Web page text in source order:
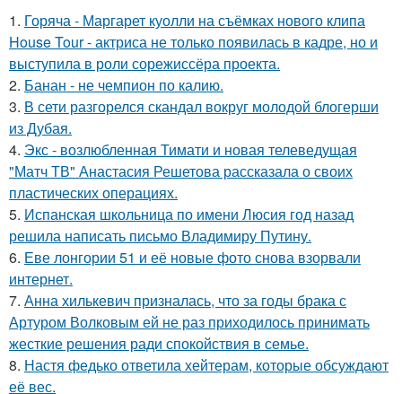
1. Горяча - Маргарет куолли на съёмках нового клипа
House Tour - актриса не только появилась в кадре, но и
выступила в роли сорежиссёра проекта.
2. Банан - не чемпион по калию.
3. В сети разгорелся скандал вокруг молодой блогерши
из Дубая.
4. Экс - возлюбленная Тимати и новая телеведущая
"Матч ТВ" Анастасия Решетова рассказала о своих
пластических операциях.
5. Испанская школьница по имени Люсия год назад
решила написать письмо Владимиру Путину.
6. Еве лонгории 51 и её новые фото снова взорвали
интернет.
7. Анна хилькевич призналась, что за годы брака с
Артуром Волковым ей не раз приходилось принимать
жесткие решения ради спокойствия в семье.
8. Настя федько ответила хейтерам, которые обсуждают
её вес.